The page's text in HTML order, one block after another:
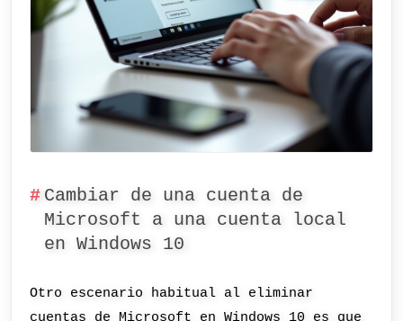
Cambiar de una cuenta de
Microsoft a una cuenta local
en Windows 10
Otro escenario habitual al eliminar
cuentas de Microsoft en Windows 10 es que